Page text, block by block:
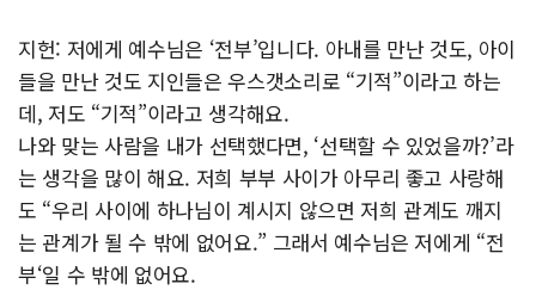
지헌: 저에게 예수님은 ‘전부’입니다. 아내를 만난 것도, 아이
들을 만난 것도 지인들은 우스갯소리로 “기적”이라고 하는
데, 저도 “기적”이라고 생각해요.
나와 맞는 사람을 내가 선택했다면, ‘선택할 수 있었을까?’라
는 생각을 많이 해요. 저희 부부 사이가 아무리 좋고 사랑해
도 “우리 사이에 하나님이 계시지 않으면 저희 관계도 깨지
는 관계가 될 수 밖에 없어요.” 그래서 예수님은 저에게 “전
부‘일 수 밖에 없어요.